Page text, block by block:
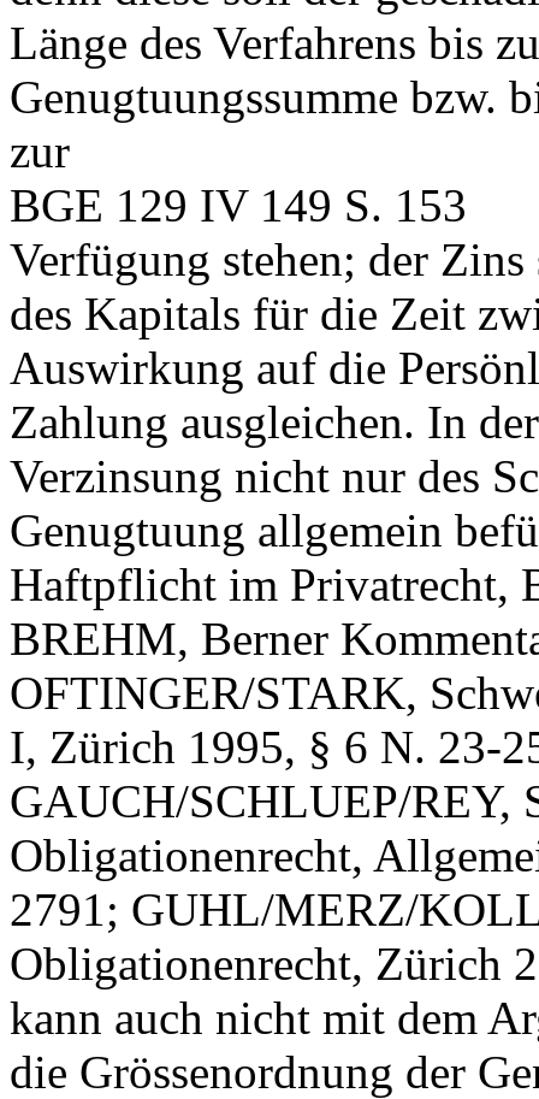
Länge des Verfahrens bis
Genugtuungssumme bzw.
zur
BGE 129 IV 149 S. 153
Verfügung stehen; der
des Kapitals für die Zeit
Auswirkung auf die
Zahlung ausgleichen. In
Verzinsung nicht nur des
Genugtuung allgemein
Haftpflicht im Privatrecht,
BREHM, Berner
OFTINGER/STARK,
I, Zürich 1995, § 6 N. 23-
GAUCH/SCHLUEP/REY,
Obligationenrecht,
2791; GUHL/MERZ/
Obligationenrecht, Zürich
kann auch nicht mit dem
die Grössenordnung der